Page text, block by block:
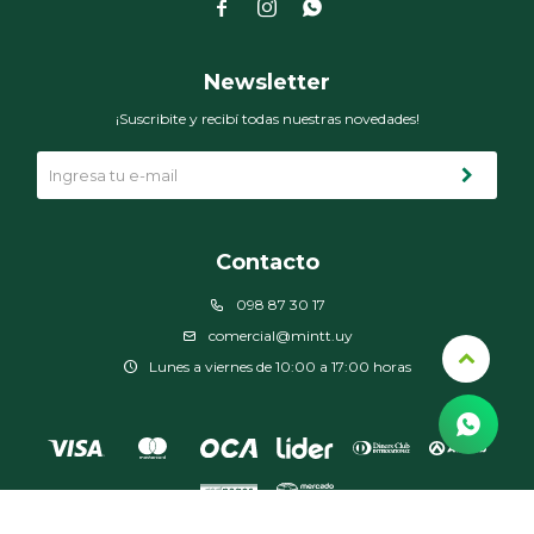
  
Contacto
098 87 30 17
comercial@mintt.uy
Lunes a viernes de 10:00 a 17:00 horas
Newsletter
¡Suscribite y recibí todas nuestras novedades!